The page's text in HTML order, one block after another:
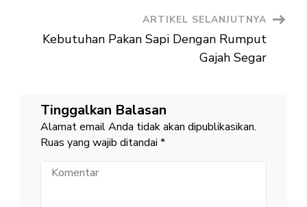
ARTIKEL SELANJUTNYA
Kebutuhan Pakan Sapi Dengan Rumput
Gajah Segar
Tinggalkan Balasan
Alamat email Anda tidak akan dipublikasikan.
Ruas yang wajib ditandai *
Komentar